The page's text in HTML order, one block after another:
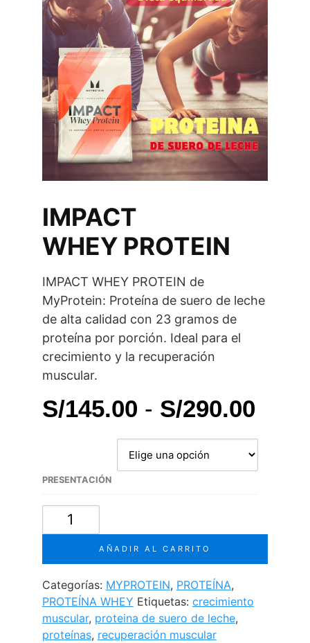
IMPACT
WHEY PROTEIN
IMPACT WHEY PROTEIN de
MyProtein: Proteína de suero de leche
de alta calidad con 23 gramos de
proteína por porción. Ideal para el
crecimiento y la recuperación
muscular.
S/145.00 - S/290.00
de
S/
PRESENTACIÓN
IMPACT
WHEY PROTEIN
AÑADIR AL CARRITO
Categorías: MYPROTEIN, PROTEÍNA,
PROTEÍNA WHEY Etiquetas: crecimiento
muscular, proteina de suero de leche,
proteínas, recuperación muscular